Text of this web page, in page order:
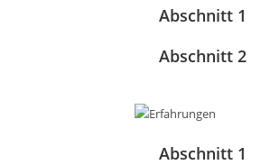
Abschnitt 1
Abschnitt 2
Abschnitt 1